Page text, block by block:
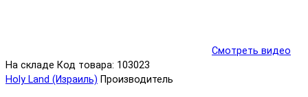
Смотреть видео
На складе Код товара: 103023
Holy Land (Израиль) Производитель